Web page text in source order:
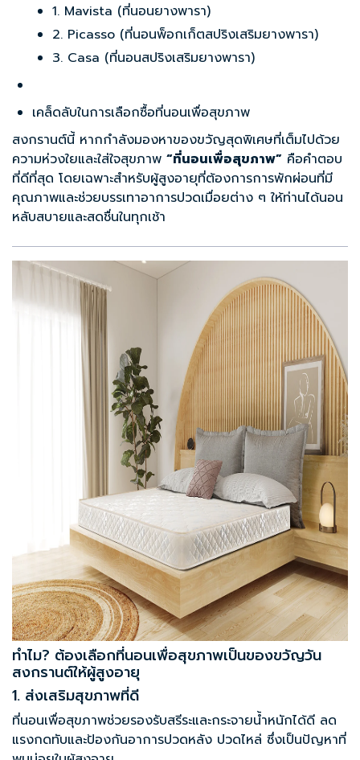
1. Mavista (ที่นอนยางพารา)
2. Picasso (ที่นอนพ็อกเก็ตสปริงเสริมยางพารา)
3. Casa (ที่นอนสปริงเสริมยางพารา)
เคล็ดลับในการเลือกซื้อที่นอนเพื่อสุขภาพ
สงกรานต์นี้ หากกำลังมองหาของขวัญสุดพิเศษที่เต็มไปด้วย
ความห่วงใยและใส่ใจสุขภาพ “ที่นอนเพื่อสุขภาพ” คือคำตอบ
ที่ดีที่สุด โดยเฉพาะสำหรับผู้สูงอายุที่ต้องการการพักผ่อนที่มี
คุณภาพและช่วยบรรเทาอาการปวดเมื่อยต่าง ๆ ให้ท่านได้นอน
หลับสบายและสดชื่นในทุกเช้า
ทำไม? ต้องเลือกที่นอนเพื่อสุขภาพเป็นของขวัญวัน
สงกรานต์ให้ผู้สูงอายุ
1. ส่งเสริมสุขภาพที่ดี
ที่นอนเพื่อสุขภาพช่วยรองรับสรีระและกระจายน้ำหนักได้ดี ลด
แรงกดทับและป้องกันอาการปวดหลัง ปวดไหล่ ซึ่งเป็นปัญหาที่